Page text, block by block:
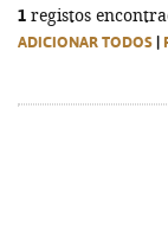
1 registos
ADICIONAR TODOS